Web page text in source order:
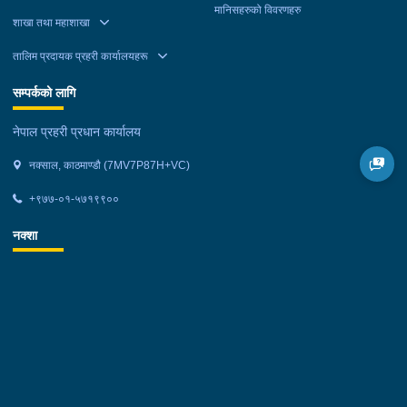
शाखा तथा महाशाखा
तालिम प्रदायक प्रहरी कार्यालयहरू
मानिसहरुको विवरणहरु
सम्पर्कको लागि
नेपाल प्रहरी प्रधान कार्यालय
नक्साल, काठमाण्डौ (7MV7P87H+VC)
+९७७-०१-५७१९९००
नक्शा